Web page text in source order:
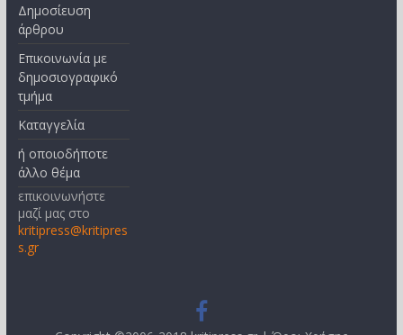
Δημοσίευση
άρθρου
Επικοινωνία με
δημοσιογραφικό
τμήμα
Καταγγελία
ή οποιοδήποτε
άλλο θέμα
επικοινωνήστε
μαζί μας στο
kritipress@kritipres
s.gr